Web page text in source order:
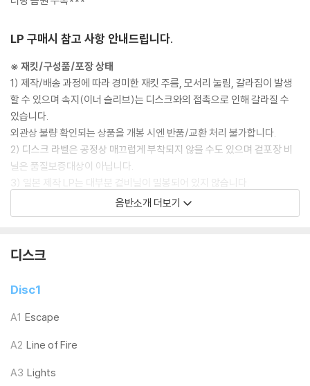
LP 구매시 참고 사항 안내드립니다.
※ 재킷/구성품/포장 상태
1) 제작/배송 과정에 따라 경미한 재킷 주름, 모서리 눌림, 갈라짐이 발생
할 수 있으며 속지(이너 슬리브)는 디스크와의 접촉으로 인해 갈라질 수
있습니다.
외관상 불량 확인되는 상품을 개봉 시엔 반품/교환 처리 불가합니다.
2) 디스크 라벨은 공정상 매끄럽게 부착되지 않을 수도 있으며 겉포장 비
닐은 품질보증대상이 아닙니다.
3) 일본 제작 LP는 대부분 겉비닐이 밀봉되어 있지 않습니다.
4) 디지털 다운로드 코드는 본사에서 공지 없이 증정 종료될 수 있습니다.
1) 침압 조절 기능이 없는 턴테이블을 사용하시는 경우, (주로 올인원 형태
모델) 다이내믹 사운드의 편차가 큰 트랙을 재생할 때 이상 현상이 발생할
수 있습니다.
하니 침압 조절이 가능한 기기에서 재생하실 것을 권유 드립니다.
다. 전용 제품으로 이를 제거하면 대부분 해결됩니다.
3) 바늘에 먼지가 쌓이는 경우에도 재생이 원활하지 않을 수 있습니다.
음반소개 더보기
디스크
Disc1
A1 Escape
A2 Line of Fire
A3 Lights